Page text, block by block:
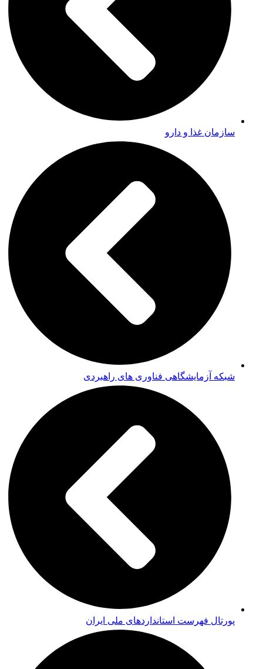
سازمان غذا و دارو
شبکه آزمایشگاهی فناوری های راهبردی
پورتال فهرست استانداردهای ملی ایران